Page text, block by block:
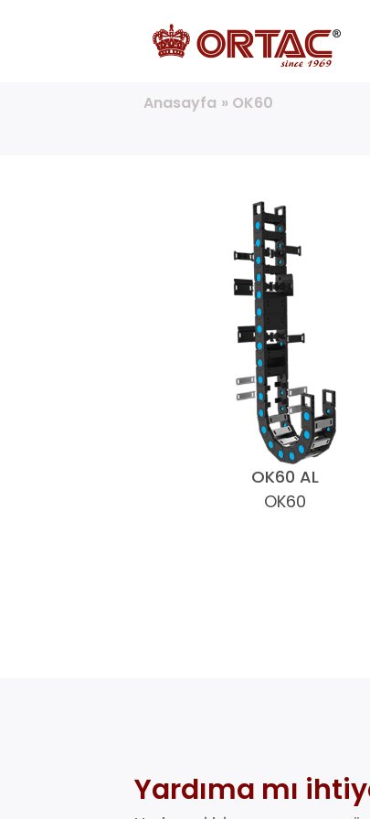
Anasayfa » OK60
OK60 AL
OK60
Yardıma mı